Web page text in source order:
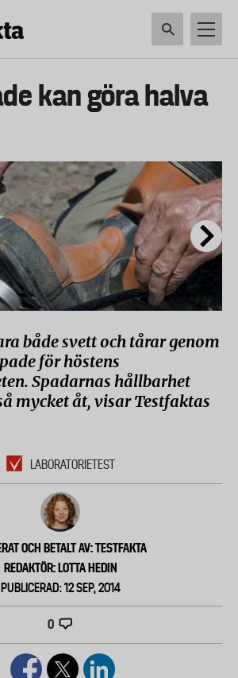
kan göra halva
både svett och tårar genom
för höstens
Spadarnas hållbarhet
mycket åt, visar Testfaktas
LABORATORIETEST
OCH BETALT AV: TESTFAKTA
REDAKTÖR: LOTTA HEDIN
PUBLICERAD: 12 SEP, 2014
0